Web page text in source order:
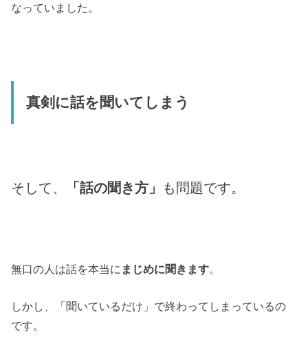
なっていました。
真剣に話を聞いてしまう
そして、 「話の聞き方」 も問題です。
無口の人は話を本当に まじめに聞きます。
しかし、「聞いているだけ」で終わってしまっているの
です。